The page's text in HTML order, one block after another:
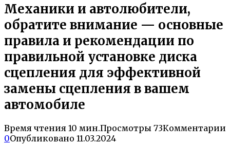
Механики и автолюбители,
обратите внимание — основные
правила и рекомендации по
правильной установке диска
сцепления для эффективной
замены сцепления в вашем
автомобиле
Время чтения 10 мин.Просмотры 73Комментарии
0Опубликовано 11.03.2024